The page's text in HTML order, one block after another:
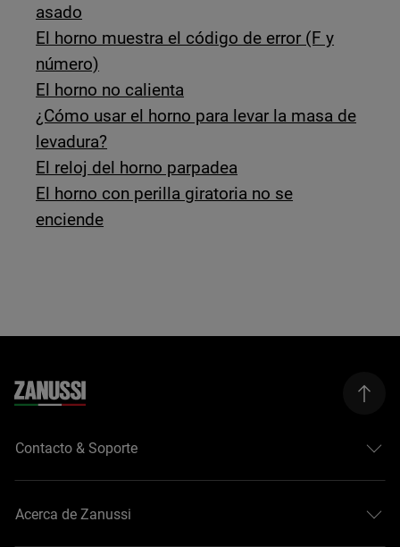
asado
El horno muestra el código de error (F y
número)
El horno no calienta
¿Cómo usar el horno para levar la masa de
levadura?
El reloj del horno parpadea
El horno con perilla giratoria no se
enciende
Contacto & Soporte
Acerca de Zanussi